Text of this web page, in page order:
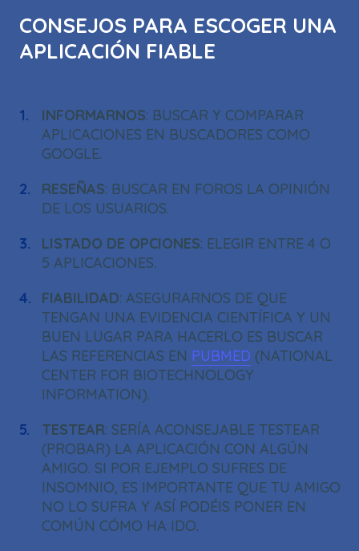
CONSEJOS PARA ESCOGER UNA
APLICACIÓN FIABLE
INFORMARNOS: BUSCAR Y COMPARAR
APLICACIONES EN BUSCADORES COMO
GOOGLE.
RESEÑAS: BUSCAR EN FOROS LA OPINIÓN
DE LOS USUARIOS.
LISTADO DE OPCIONES: ELEGIR ENTRE 4 O
5 APLICACIONES.
FIABILIDAD: ASEGURARNOS DE QUE
TENGAN UNA EVIDENCIA CIENTÍFICA Y UN
BUEN LUGAR PARA HACERLO ES BUSCAR
LAS REFERENCIAS EN PUBMED (NATIONAL
CENTER FOR BIOTECHNOLOGY
INFORMATION).
TESTEAR: SERÍA ACONSEJABLE TESTEAR
(PROBAR) LA APLICACIÓN CON ALGÚN
AMIGO. SI POR EJEMPLO SUFRES DE
INSOMNIO, ES IMPORTANTE QUE TU AMIGO
NO LO SUFRA Y ASÍ PODÉIS PONER EN
COMÚN CÓMO HA IDO.